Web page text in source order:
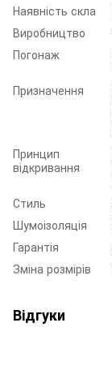
Наявність скла
Виробництво
Погонаж
Призначення
Принцип
відкривання
Стиль
Шумоізоляція
Гарантія
Зміна розмірів
Відгуки